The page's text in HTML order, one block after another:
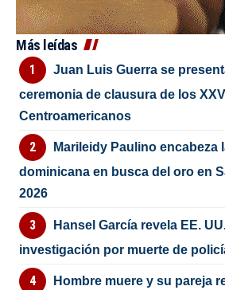
Más leídas
Juan Luis Guerra se
ceremonia de clausura de los
Centroamericanos
Marileidy Paulino encabeza
dominicana en busca del oro en
2026
Hansel García revela EE.
investigación por muerte de
Hombre muere y su pareja